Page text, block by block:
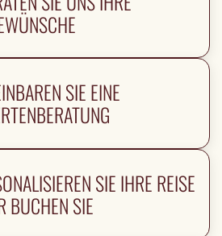
SIE EINE
SIE IHRE REISE
BUCHEN SIE